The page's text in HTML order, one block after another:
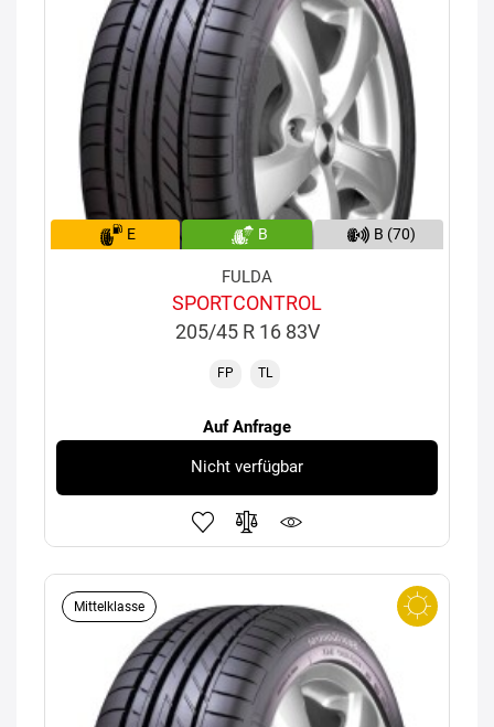
E B B (70)
FULDA
SPORTCONTROL
205/45 R 16 83V
FP TL
Auf Anfrage
Nicht verfügbar
Mittelklasse